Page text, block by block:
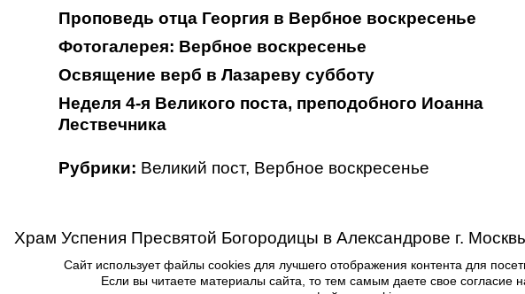
Проповедь отца Георгия в Вербное воскресенье
Фотогалерея: Вербное воскресенье
Освящение верб в Лазареву субботу
Неделя 4-я Великого поста, преподобного Иоанна
Лествечника
Рубрики: Великий пост, Вербное воскресенье
Храм Успения Пресвятой Богородицы в Александрове г.
Сайт использует файлы cookies для лучшего отображения контента для
Если вы читаете материалы сайта, то тем самым даете свое согласие